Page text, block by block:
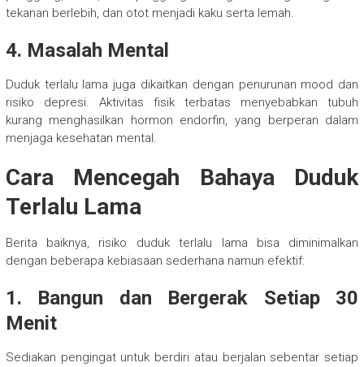
tekanan berlebih, dan otot menjadi kaku serta lemah.
4. Masalah Mental
Duduk terlalu lama juga dikaitkan dengan penurunan mood dan
risiko depresi. Aktivitas fisik terbatas menyebabkan tubuh
kurang menghasilkan hormon endorfin, yang berperan dalam
menjaga kesehatan mental.
Cara Mencegah Bahaya Duduk
Terlalu Lama
Berita baiknya, risiko duduk terlalu lama bisa diminimalkan
dengan beberapa kebiasaan sederhana namun efektif:
1. Bangun dan Bergerak Setiap 30
Menit
Sediakan pengingat untuk berdiri atau berjalan sebentar setiap